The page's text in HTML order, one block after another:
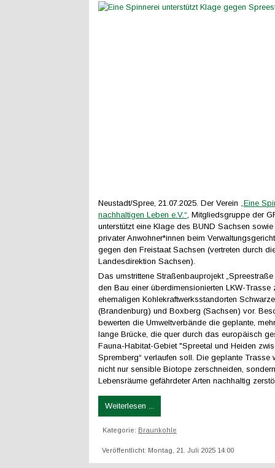
Neustadt/Spree, 21.07.2025. Der Verein „Eine
nachhaltigen Leben e.V.“, Mitgliedsgruppe der
unterstützt eine Klage des BUND Sachsen sowie
privater Anwohner*innen beim
gegen den Freistaat Sachsen (vertreten durch
Landesdirektion Sachsen).
Das umstrittene Straßenbauprojekt „Spreestraße
den Bau einer überdimensionierten LKW-Trasse
ehemaligen Kohlekraftwerksstandorten
(Brandenburg) und Boxberg (Sachsen) vor.
bewerten die Umweltverbände die geplante,
lange Brücke, die quer durch das europäisch
Fauna-Habitat-Gebiet "Spreetal und Heiden
Spremberg“ verlaufen soll. Die geplante Trasse
nicht nur sensible Biotope zerschneiden,
Lebensräume gefährdeter Arten nachhaltig
Weiterlesen ...
Kategorie: Braunkohle
Veröffentlicht: Montag, 21. Juli 2025 14:00